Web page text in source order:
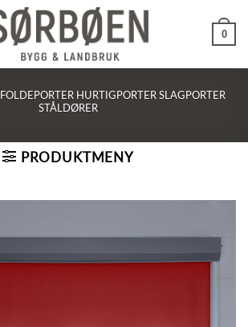
0
FOLDEPORTER HURTIGPORTER SLAGPORTER
STÅLDØRER
PRODUKTMENY